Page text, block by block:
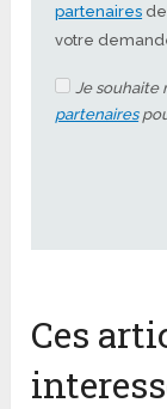
partenaires
votre
Je souhaite
partenaires
Ces